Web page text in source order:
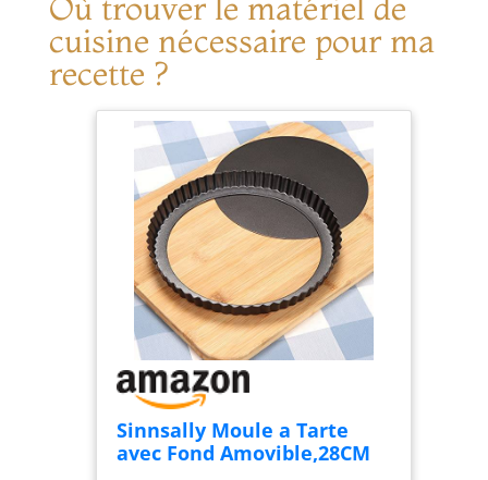
cuisine nécessaire pour ma
recette ?
Sinnsally Moule a Tarte
avec Fond Amovible,28CM